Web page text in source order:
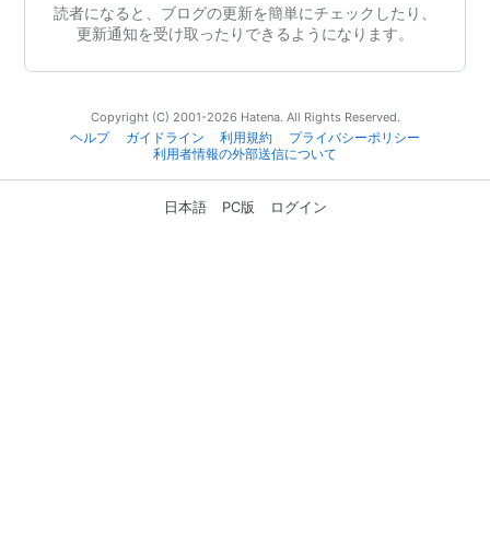
読者になると、ブログの更新を簡単にチェックしたり、
更新通知を受け取ったりできるようになります。
Copyright (C) 2001-2026 Hatena. All Rights Reserved.
ヘルプ
ガイドライン 利用規約
プライバシーポリシー
利用者情報の外部送信について
日本語 PC版 ログイン